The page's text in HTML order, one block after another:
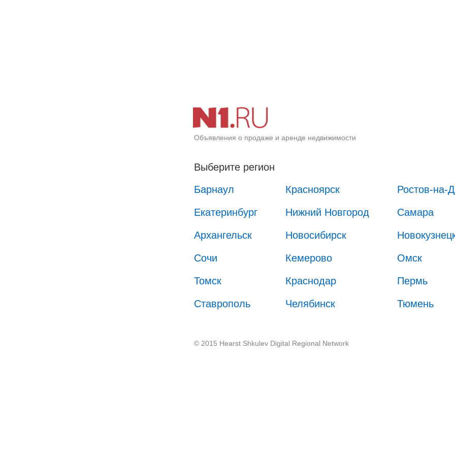
Объявления о продаже и аренде недвижимости
Выберите регион
Барнаул
Красноярск Ростов-на-
Екатеринбург Нижний Новгород Самара
Архангельск Новосибирск
Сочи Кемерово Омск
Томск Краснодар Пермь
Ставрополь Челябинск Тюмень
© 2015 Hearst Shkulev Digital Regional Network